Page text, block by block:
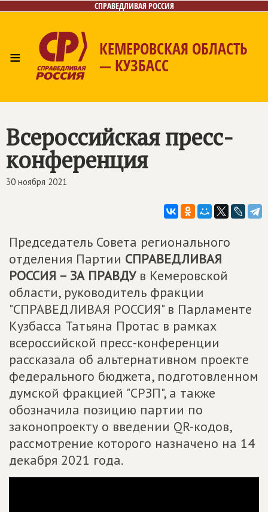
СПРАВЕДЛИВАЯ РОССИЯ
≡ КЕМЕРОВСКАЯ ОБЛАСТЬ
— КУЗБАСС
Фото/Видео
Всероссийская пресс-
конференция
30 ноября 2021
Председатель Совета регионального
отделения Партии СПРАВЕДЛИВАЯ
РОССИЯ – ЗА ПРАВДУв Кемеровской
области, руководитель фракции
"СПРАВЕДЛИВАЯ РОССИЯ" в Парламенте
Кузбасса Татьяна Протас в рамках
всероссийской пресс-конференции
рассказала об альтернативном проекте
федерального бюджета, подготовленном
думской фракцией "СРЗП", а также
обозначила позицию партии по
законопроекту о введении QR-кодов,
рассмотрение которого назначено на 14
декабря 2021 года.